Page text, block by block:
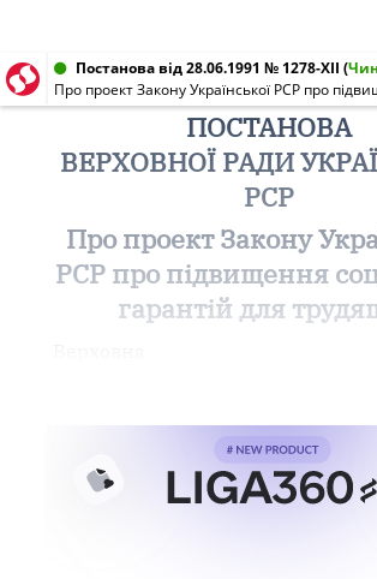
Постанова від 28.06.1991 № 1278-XII (
ПОСТАНОВА
ВЕРХОВНОЇ РАДИ
РСР
Про проект Закону
РСР про підвищення
гарантій для